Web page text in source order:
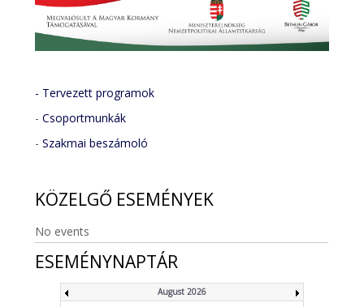
- Tervezett programok
-Csoportmunkák
-Szakmai beszámoló
KÖZELGŐ ESEMÉNYEK
No events
ESEMÉNYNAPTÁR
August 2026